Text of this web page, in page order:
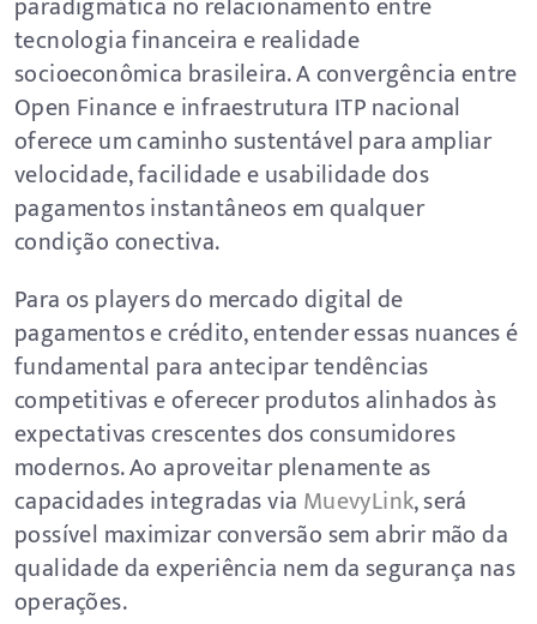
tecnologia financeira e realidade
socioeconômica brasileira. A convergência entre
Open Finance e infraestrutura ITP nacional
oferece um caminho sustentável para ampliar
velocidade, facilidade e usabilidade dos
pagamentos instantâneos em qualquer
condição conectiva.
Para os players do mercado digital de
pagamentos e crédito, entender essas nuances é
fundamental para antecipar tendências
competitivas e oferecer produtos alinhados às
expectativas crescentes dos consumidores
modernos. Ao aproveitar plenamente as
capacidades integradas via MuevyLink, será
possível maximizar conversão sem abrir mão da
qualidade da experiência nem da segurança nas
operações.